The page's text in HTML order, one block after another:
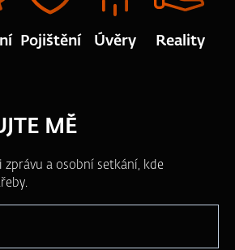
Pojištění Úvěry Reality
MĚ
zprávu a osobní setkání, kde